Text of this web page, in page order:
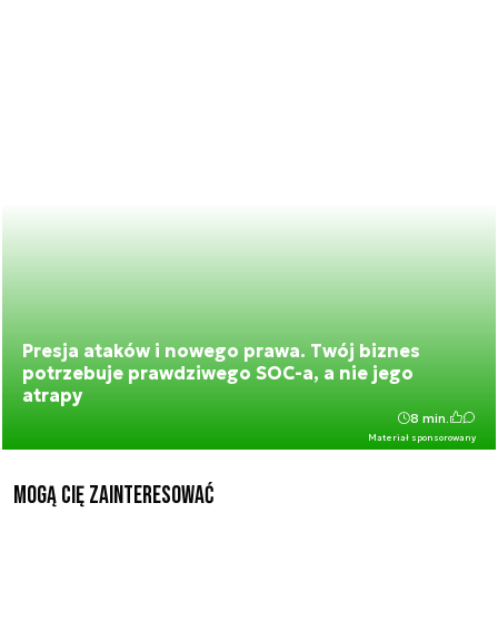
Presja ataków i nowego prawa. Twój biznes
potrzebuje prawdziwego SOC-a, a nie jego
atrapy
Materiał sponsorowany
8 min.
Mogą Cię zainteresować